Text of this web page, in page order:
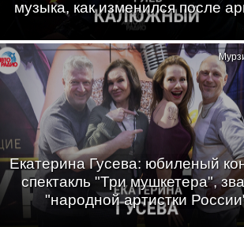
музыка, как изменился после
Екатерина Гусева: юбиленый
спектакль "Три мушкетера",
"народной артистки